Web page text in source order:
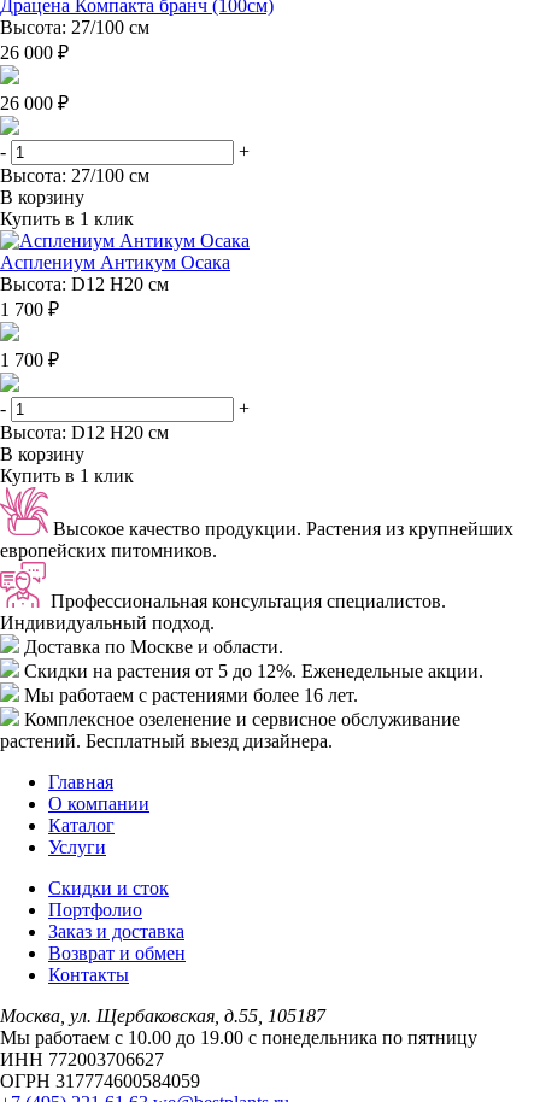
Драцена Компакта бранч (100см)
Высота: 27/100 см
26 000 ₽
26 000 ₽
-
+
Высота: 27/100 см
В корзину
Купить в 1 клик
Асплениум Антикум Осака
Высота: D12 H20 см
1 700 ₽
1 700 ₽
-
+
Высота: D12 H20 см
В корзину
Купить в 1 клик
Высокое качество продукции. Растения из крупнейших
европейских питомников.
Профессиональная консультация специалистов.
Индивидуальный подход.
Доставка по Москве и области.
Скидки на растения от 5 до 12%. Еженедельные акции.
Мы работаем с растениями более 16 лет.
Комплексное озеленение и сервисное обслуживание
растений. Бесплатный выезд дизайнера.
Главная
О компании
Каталог
Услуги
Скидки и сток
Портфолио
Заказ и доставка
Возврат и обмен
Контакты
Москва, ул. Щербаковская, д.55, 105187
Мы работаем с 10.00 до 19.00 c понедельника по пятницу
ИНН 772003706627
ОГРН 317774600584059